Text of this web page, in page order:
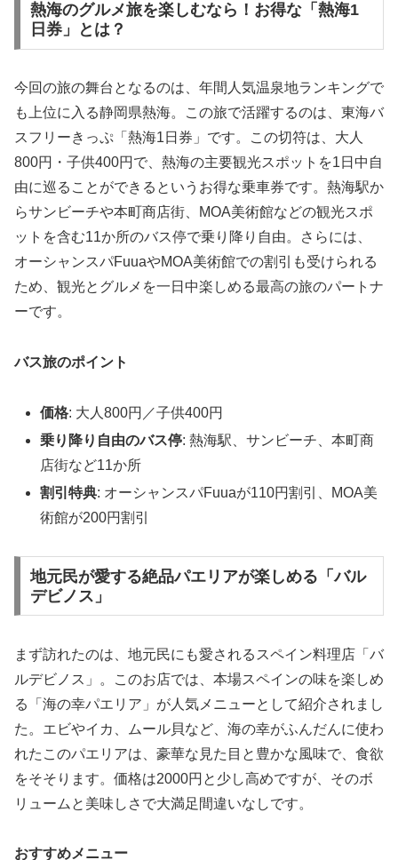
熱海のグルメ旅を楽しむなら！お得な「熱海1
日券」とは？
今回の旅の舞台となるのは、年間人気温泉地ランキングで
も上位に入る静岡県熱海。この旅で活躍するのは、東海バ
スフリーきっぷ「熱海1日券」です。この切符は、大人
800円・子供400円で、熱海の主要観光スポットを1日中自
由に巡ることができるというお得な乗車券です。熱海駅か
らサンビーチや本町商店街、MOA美術館などの観光スポ
ットを含む11か所のバス停で乗り降り自由。さらには、
オーシャンスパFuuaやMOA美術館での割引も受けられる
ため、観光とグルメを一日中楽しめる最高の旅のパートナ
ーです。
バス旅のポイント
価格: 大人800円／子供400円
乗り降り自由のバス停: 熱海駅、サンビーチ、本町商
店街など11か所
割引特典: オーシャンスパFuuaが110円割引、MOA美
術館が200円割引
地元民が愛する絶品パエリアが楽しめる「バル
デビノス」
まず訪れたのは、地元民にも愛されるスペイン料理店「バ
ルデビノス」。このお店では、本場スペインの味を楽しめ
る「海の幸パエリア」が人気メニューとして紹介されまし
た。エビやイカ、ムール貝など、海の幸がふんだんに使わ
れたこのパエリアは、豪華な見た目と豊かな風味で、食欲
をそそります。価格は2000円と少し高めですが、そのボ
リュームと美味しさで大満足間違いなしです。
おすすめメニュー